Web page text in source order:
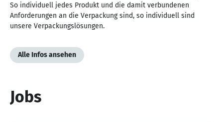
So individuell jedes Produkt und die damit verbundenen
Anforderungen an die Verpackung sind, so individuell sind
unsere Verpackungslösungen.
Alle Infos ansehen
Jobs